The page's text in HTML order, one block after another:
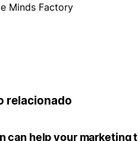
Minds Factory
relacionado
can help your marketing